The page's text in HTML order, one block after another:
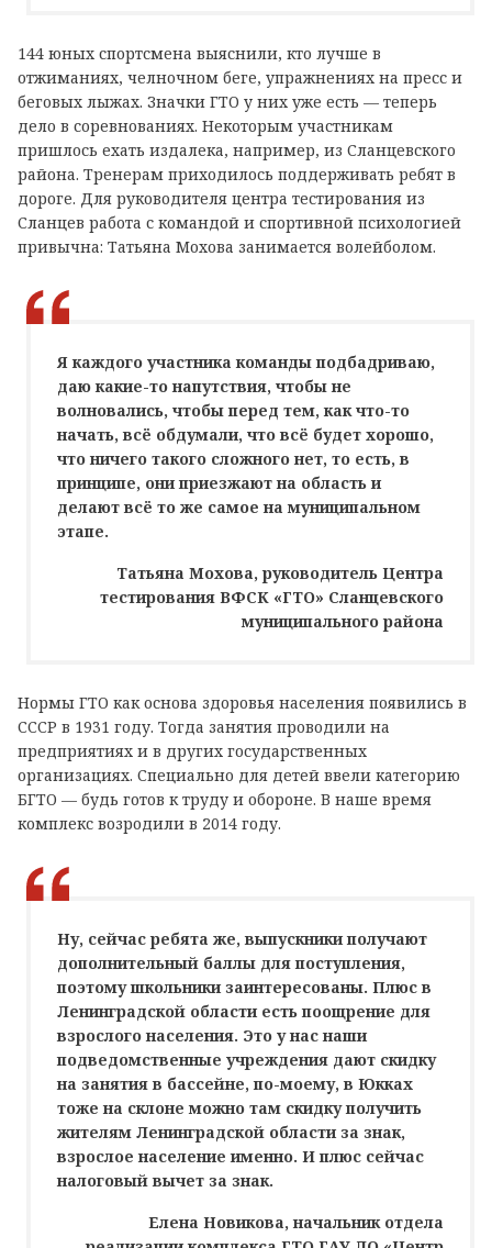
144 юных спортсмена выяснили, кто лучше в
отжиманиях, челночном беге, упражнениях на пресс и
беговых лыжах. Значки ГТО у них уже есть — теперь
дело в соревнованиях. Некоторым участникам
пришлось ехать издалека, например, из Сланцевского
района. Тренерам приходилось поддерживать ребят в
дороге. Для руководителя центра тестирования из
Сланцев работа с командой и спортивной психологией
привычна: Татьяна Мохова занимается волейболом.
Я каждого участника команды подбадриваю,
даю какие-то напутствия, чтобы не
волновались, чтобы перед тем, как что-то
начать, всё обдумали, что всё будет хорошо,
что ничего такого сложного нет, то есть, в
принципе, они приезжают на область и
делают всё то же самое на муниципальном
этапе.
Татьяна Мохова, руководитель Центра
тестирования ВФСК «ГТО» Сланцевского
муниципального района
Нормы ГТО как основа здоровья населения появились в
СССР в 1931 году. Тогда занятия проводили на
предприятиях и в других государственных
организациях. Специально для детей ввели категорию
БГТО — будь готов к труду и обороне. В наше время
комплекс возродили в 2014 году.
Ну, сейчас ребята же, выпускники получают
дополнительный баллы для поступления,
поэтому школьники заинтересованы. Плюс в
Ленинградской области есть поощрение для
взрослого населения. Это у нас наши
подведомственные учреждения дают скидку
на занятия в бассейне, по-моему, в Юкках
тоже на склоне можно там скидку получить
жителям Ленинградской области за знак,
взрослое население именно. И плюс сейчас
налоговый вычет за знак.
Елена Новикова, начальник отдела